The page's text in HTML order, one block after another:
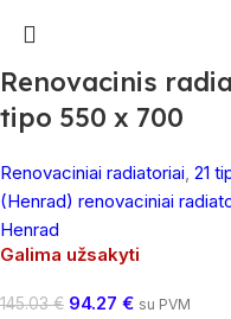
Renovacinis
tipo 550 x 700
Renovaciniai radiatoriai, 21
(Henrad) renovaciniai
Henrad
Galima užsakyti
145.03€ 94.27 € su PVM